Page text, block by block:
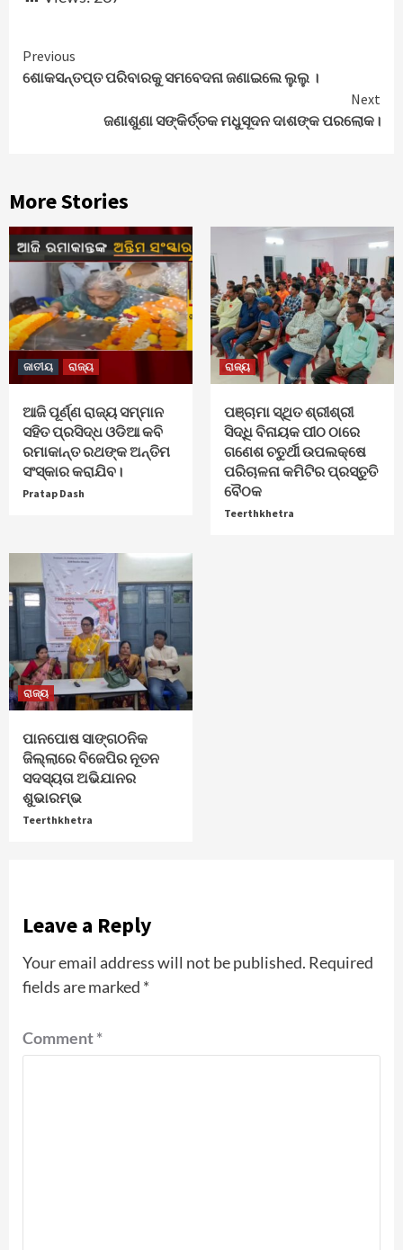
Continue
Reading
Previous
ଶୋକସନ୍ତପ୍ତ ପରିବାରକୁ ସମବେଦନା ଜଣାଇଲେ ଲୁଲୁ ।
Next
ଜଣାଶୁଣା ସଙ୍କିର୍ତ୍ତକ ମଧୁସୂଦନ ଦାଶଙ୍କ ପରଲୋକ।
More Stories
ଜାତୀୟ ରାଜ୍ୟ
ଆଜି ପୂର୍ଣ୍ଣ ରାଜ୍ୟ ସମ୍ମାନ
ସହିତ ପ୍ରସିଦ୍ଧ ଓଡିଆ କବି
ରମାକାନ୍ତ ରଥଙ୍କ ଅନ୍ତିମ
ସଂସ୍କାର କରାଯିବ।
Pratap Dash
ରାଜ୍ୟ
ପଞ୍ଚାମା ସ୍ଥିତ ଶ୍ରୀଶ୍ରୀ
ସିଦ୍ଧି ବିନାୟକ ପୀଠ ଠାରେ
ଗଣେଶ ଚତୁର୍ଥୀ ଉପଲକ୍ଷେ
ପରିଚାଳନା କମିଟିର ପ୍ରସ୍ତୁତି
ବୈଠକ
Teerthkhetra
ରାଜ୍ୟ
ପାନପୋଷ ସାଙ୍ଗଠନିକ
ଜିଲ୍ଲାରେ ବିଜେପିର ନୂତନ
ସଦସ୍ୟତା ଅଭିଯାନର
ଶୁଭାରମ୍ଭ
Teerthkhetra
Leave a Reply
Your email address will not be published. Required
fields are marked *
Comment*